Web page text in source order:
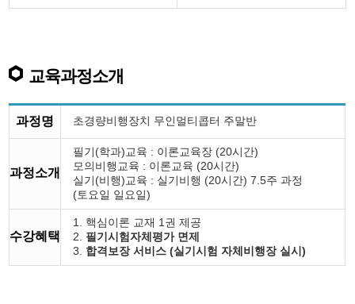
교육과정소개
과정명 초경량비행장치 무인멀티콥터 주말반
과정소개
필기(학과)교육 : 이론교육장 (20시간)
모의비행교육 : 이론교육 (20시간)
실기(비행)교육 : 실기비행 (20시간) 7.5주 과정
(토요일 일요일)
수강혜택
1. 핵심이론 교재 1권 제공
2. 필기시험자체평가 면제
3. 합격보장 서비스 (실기시험 자체비행장 실시)